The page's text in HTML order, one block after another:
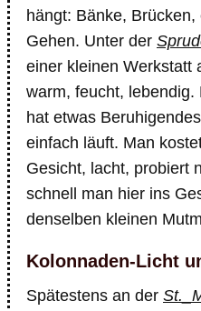
hängt: Bänke,
Gehen. Unter der
einer kleinen Werkstatt
warm, feucht,
hat etwas
einfach läuft. Man
Gesicht, lacht, probiert
schnell man hier ins
denselben kleinen
Kolonnaden-Licht
Spätestens an der